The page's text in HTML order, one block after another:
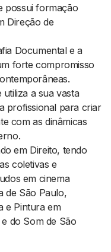
possui formação
Direção de
Documental e a
forte compromisso
a sua vasta
profissional para criar
com as dinâmicas
em Direito, tendo
coletivas e
em cinema
de São Paulo,
e Pintura em
do Som de São